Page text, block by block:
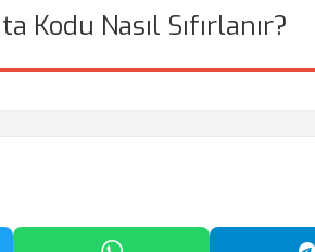
Kodu Nasıl Sıfırlanır?